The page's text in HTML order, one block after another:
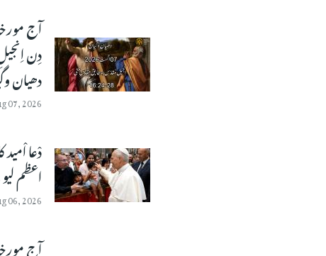
دِن
دھیان
07, 2026
دْعا
اعظم
06, 2026